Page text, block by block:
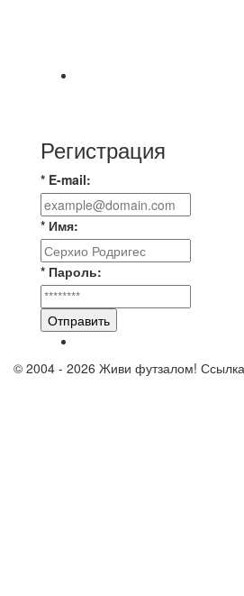
Регистрация
* E-mail:
* Имя:
* Пароль:
Отправить
© 2004 - 2026 Живи футзалом! Ссылка